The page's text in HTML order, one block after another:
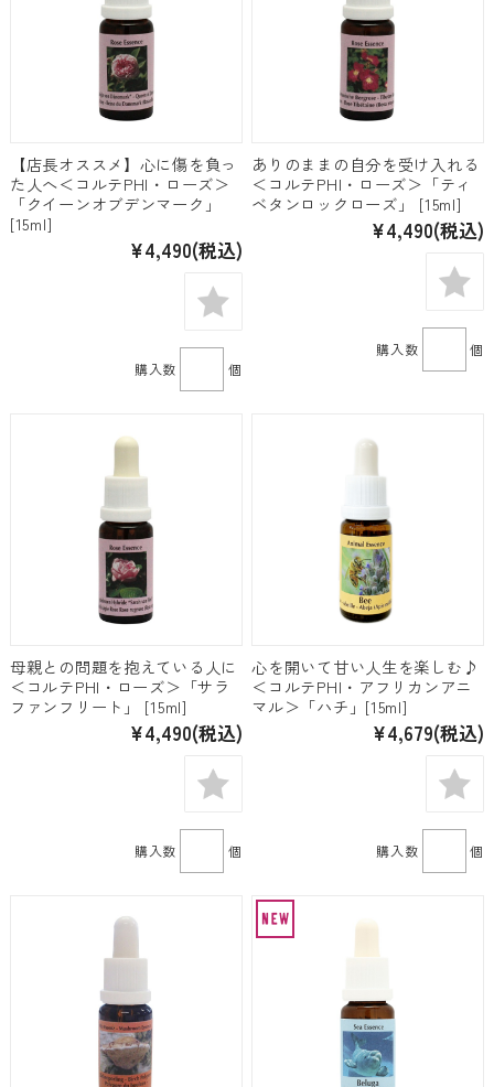
【店長オススメ】心に傷を負っ
た人へ＜コルテPHI・ローズ＞
「クイーンオブデンマーク」
[15ml]
¥4,490(税込)
購入数 個
ありのままの自分を受け入れる
＜コルテPHI・ローズ＞「ティ
ベタンロックローズ」 [15ml]
¥4,490(税込)
購入数 個
母親との問題を抱えている人に
＜コルテPHI・ローズ＞「サラ
ファンフリート」 [15ml]
¥4,490(税込)
購入数 個
心を開いて甘い人生を楽しむ♪
＜コルテPHI・アフリカンアニ
マル＞「ハチ」[15ml]
¥4,679(税込)
購入数 個